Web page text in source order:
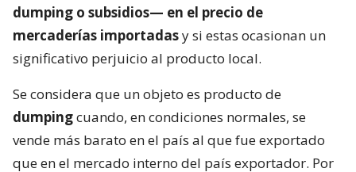
dumping o subsidios— en el precio de
mercaderías importadasy si estas ocasionan un
significativo perjuicio al producto local.
Se considera que un objeto es producto de
dumpingcuando, en condiciones normales, se
vende más barato en el país al que fue exportado
que en el mercado interno del país exportador. Por